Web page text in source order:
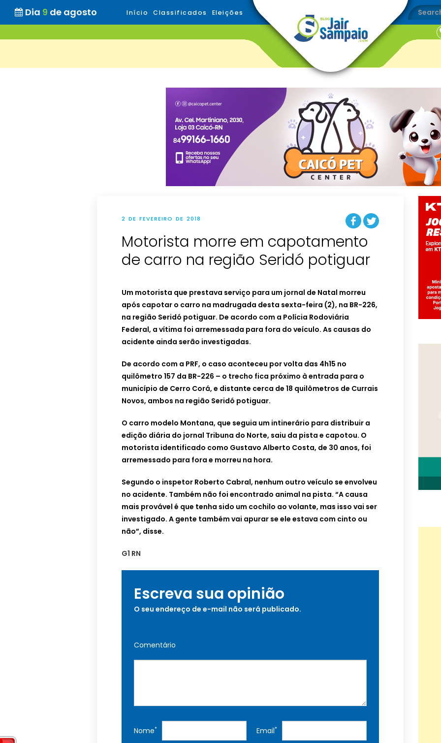
Dia 9 de agosto Início Classificados Eleições
2 DE FEVEREIRO DE 2018
Motorista morre em capotamento
de carro na região Seridó potiguar
Um motorista que prestava serviço para um jornal de Natal morreu
após capotar o carro na madrugada desta sexta-feira (2), na BR-226,
na região Seridó potiguar. De acordo com a Polícia Rodoviária
Federal, a vítima foi arremessada para fora do veículo. As causas do
acidente ainda serão investigadas.
De acordo com a PRF, o caso aconteceu por volta das 4h15 no
quilômetro 157 da BR-226 – o trecho fica próximo à entrada para o
município de Cerro Corá, e distante cerca de 18 quilômetros de Currais
Novos, ambos na região Seridó potiguar.
O carro modelo Montana, que seguia um intinerário para distribuir a
edição diária do jornal Tribuna do Norte, saiu da pista e capotou. O
motorista identificado como Gustavo Alberto Costa, de 30 anos, foi
arremessado para fora e morreu na hora.
Segundo o inspetor Roberto Cabral, nenhum outro veículo se envolveu
no acidente. Também não foi encontrado animal na pista. “A causa
mais provável é que tenha sido um cochilo ao volante, mas isso vai ser
investigado. A gente também vai apurar se ele estava com cinto ou
não”, disse.
G1 RN
Escreva sua opinião
O seu endereço de e-mail não será publicado.
Comentário
Nome* Email*